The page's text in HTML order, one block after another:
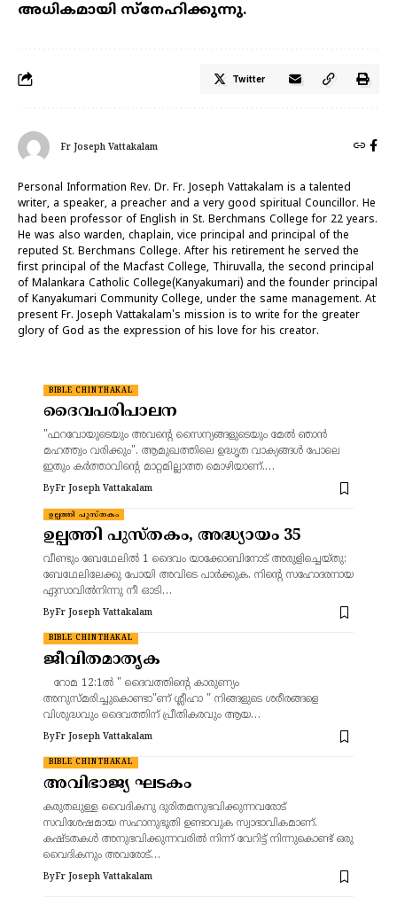
അധികമായി സ്നേഹിക്കുന്നു.
Twitter
Fr Joseph Vattakalam
Personal Information Rev. Dr. Fr. Joseph Vattakalam is a talented
writer, a speaker, a preacher and a very good spiritual Councillor. He
had been professor of English in St. Berchmans College for 22 years.
He was also warden, chaplain, vice principal and principal of the
reputed St. Berchmans College. After his retirement he served the
first principal of the Macfast College, Thiruvalla, the second principal
of Malankara Catholic College(Kanyakumari) and the founder principal
of Kanyakumari Community College, under the same management. At
present Fr. Joseph Vattakalam's mission is to write for the greater
glory of God as the expression of his love for his creator.
BIBLE CHINTHAKAL
ദൈവപരിപാലന
"ഫറവോയുടെയും അവന്റെ സൈന്യങ്ങളുടെയും മേൽ ഞാൻ
മഹത്ത്വം വരിക്കും". ആമുഖത്തിലെ ഉദ്ധൃത വാക്യങ്ങൾ പോലെ
ഇതും കർത്താവിന്റെ മാറ്റമില്ലാത്ത മൊഴിയാണ്.…
ByFr Joseph Vattakalam
ഉല്പത്തി പുസ്തകം
ഉല്പത്തി പുസ്തകം, അദ്ധ്യായം 35
വീണ്ടും ബേഥേലില്‍ 1 ദൈവം യാക്കോബിനോട് അരുളിച്ചെയ്തു:
ബേഥേലിലേക്കു പോയി അവിടെ പാര്‍ക്കുക. നിന്റെ സഹോദരനായ
ഏസാവില്‍നിന്നു നീ ഓടി…
ByFr Joseph Vattakalam
BIBLE CHINTHAKAL
ജീവിതമാതൃക
റോമ 12:1ൽ " ദൈവത്തിന്റെ കാരുണ്യം
അനുസ്മരിച്ചുകൊണ്ടാ"ണ്‌ ശ്ലീഹാ " നിങ്ങളുടെ ശരീരങ്ങളെ
വിശുദ്ധവും ദൈവത്തിന് പ്രീതികരവും ആയ…
ByFr Joseph Vattakalam
BIBLE CHINTHAKAL
അവിഭാജ്യ ഘടകം
കരുതലുള്ള വൈദികനു ദുരിതമനുഭവിക്കുന്നവരോട്
സവിശേഷമായ സഹാനുഭൂതി ഉണ്ടാവുക സ്വാഭാവികമാണ്.
കഷ്ടതകൾ അനുഭവിക്കുന്നവരിൽ നിന്ന് വേറിട്ട് നിന്നുകൊണ്ട് ഒരു
വൈദികനും അവരോട്…
ByFr Joseph Vattakalam